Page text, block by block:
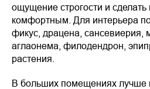
ощущение строгости и сделать
комфортным. Для интерьера
фикус, драцена, сансевиерия,
аглаонема, филодендрон,
растения.
В больших помещениях лучше